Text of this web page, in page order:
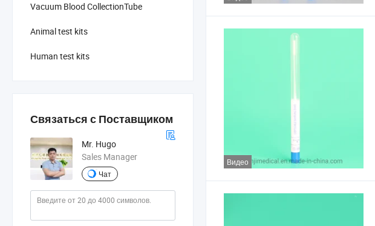
Vacuum Blood CollectionTube
Animal test kits
Human test kits
Связаться с Поставщиком
Mr. Hugo
Sales Manager
Чат
Видео